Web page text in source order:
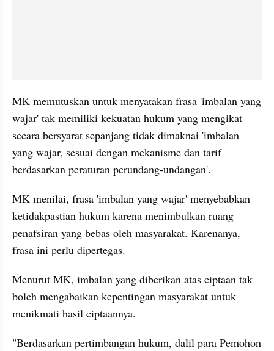
MK memutuskan untuk menyatakan frasa 'imbalan yang
wajar' tak memiliki kekuatan hukum yang mengikat
secara bersyarat sepanjang tidak dimaknai 'imbalan
yang wajar, sesuai dengan mekanisme dan tarif
berdasarkan peraturan perundang-undangan'.
MK menilai, frasa 'imbalan yang wajar' menyebabkan
ketidakpastian hukum karena menimbulkan ruang
penafsiran yang bebas oleh masyarakat. Karenanya,
frasa ini perlu dipertegas.
Menurut MK, imbalan yang diberikan atas ciptaan tak
boleh mengabaikan kepentingan masyarakat untuk
menikmati hasil ciptaannya.
"Berdasarkan pertimbangan hukum, dalil para Pemohon